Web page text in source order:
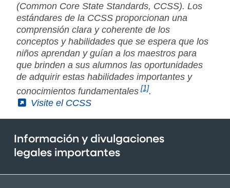
(Common Core State Standards, CCSS). Los
estándares de la CCSS proporcionan una
comprensión clara y coherente de los
conceptos y habilidades que se espera que los
niños aprendan y guían a los maestros para
que brinden a sus alumnos las oportunidades
de adquirir estas habilidades importantes y
conocimientos fundamentales [1].
(External)
Visite el CCSS
Información y divulgaciones
legales importantes